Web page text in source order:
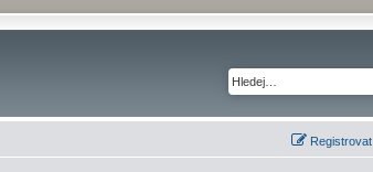
Registrovat